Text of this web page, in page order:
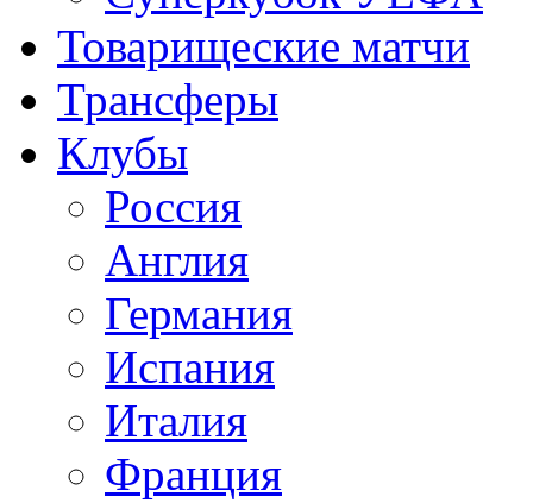
Товарищеские матчи
Трансферы
Клубы
Россия
Англия
Германия
Испания
Италия
Франция